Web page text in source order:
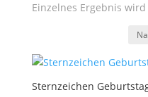
Einzelnes Ergebnis
Sternzeichen